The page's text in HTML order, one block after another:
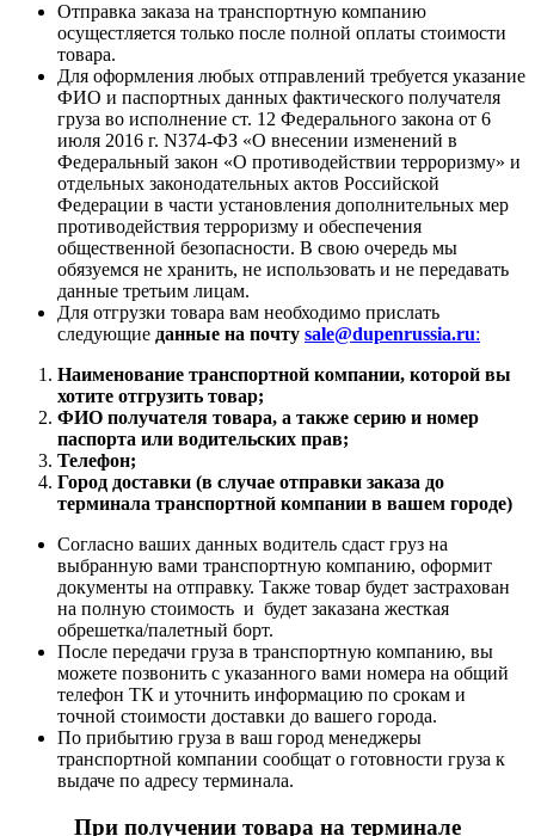
Отправка заказа на транспортную компанию
осущестляется только после полной оплаты стоимости
товара.
Для оформления любых отправлений требуется указание
ФИО и паспортных данных фактического получателя
груза во исполнение ст. 12 Федерального закона от 6
июля 2016 г. N374-ФЗ «О внесении изменений в
Федеральный закон «О противодействии терроризму» и
отдельных законодательных актов Российской
Федерации в части установления дополнительных мер
противодействия терроризму и обеспечения
общественной безопасности. В свою очередь мы
обязуемся не хранить, не использовать и не передавать
данные третьим лицам.
Для отгрузки товара вам необходимо прислать
следующие данные на почту sale@dupenrussia.ru:
Наименование транспортной компании, которой вы
хотите отгрузить товар;
ФИО получателя товара, а также серию и номер
паспорта или водительских прав;
Телефон;
Город доставки (в случае отправки заказа до
терминала транспортной компании в вашем городе)
Согласно ваших данных водитель сдаст груз на
выбранную вами транспортную компанию, оформит
документы на отправку. Также товар будет застрахован
на полную стоимость и будет заказана жесткая
обрешетка/палетный борт.
После передачи груза в транспортную компанию, вы
можете позвонить с указанного вами номера на общий
телефон ТК и уточнить информацию по срокам и
точной стоимости доставки до вашего города.
По прибытию груза в ваш город менеджеры
транспортной компании сообщат о готовности груза к
выдаче по адресу терминала.
При получении товара на терминале